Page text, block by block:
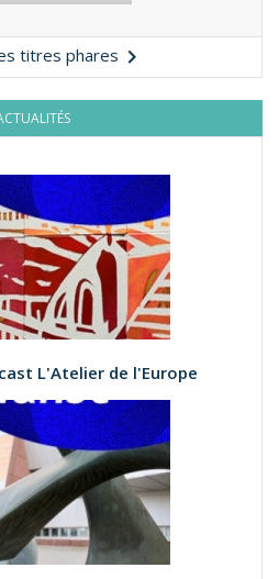
titres phares 
L'Atelier de l'Europe